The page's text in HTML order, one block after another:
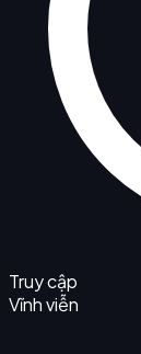
Truy cập
Vĩnh viễn